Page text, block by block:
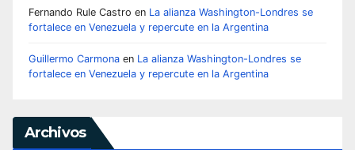
Fernando Rule Castro en La alianza Washington-Londres se
fortalece en Venezuela y repercute en la Argentina
Guillermo Carmona en La alianza Washington-Londres se
fortalece en Venezuela y repercute en la Argentina
Archivos